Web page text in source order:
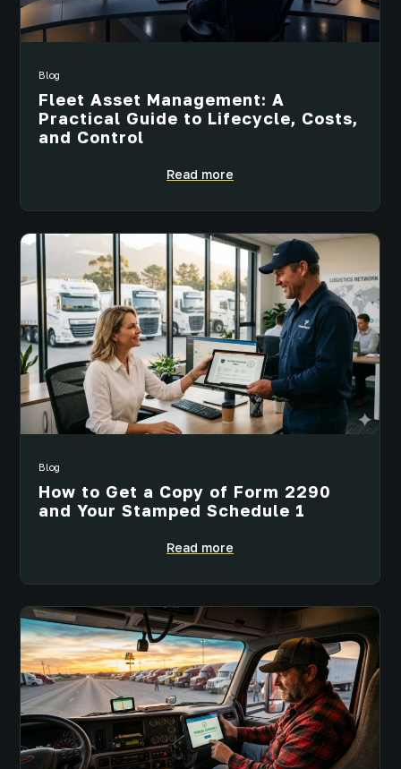
Blog
Fleet Asset Management: A
Practical Guide to Lifecycle, Costs,
and Control
Read more
Blog
How to Get a Copy of Form 2290
and Your Stamped Schedule 1
Read more